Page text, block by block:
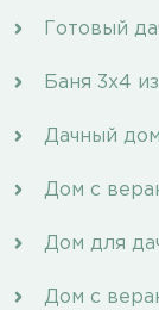
Готовый
Баня 3х4
Дачный
Дом с
Дом для
Дом с